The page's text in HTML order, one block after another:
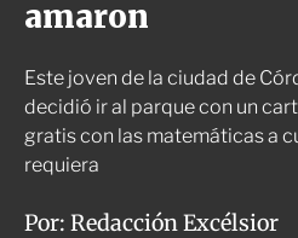
amaron
Este joven de la ciudad de
decidió ir al parque con un
gratis con las matemáticas a
requiera
Por: Redacción Excélsior